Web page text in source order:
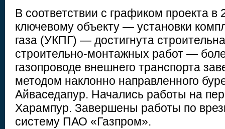
В соответствии с графиком проекта в
ключевому объекту — установки
газа (УКПГ) — достигнута
строительно-монтажных работ —
газопроводе внешнего транспорта
методом наклонно направленного
Айваседапур. Начались работы на
Харампур. Завершены работы по
систему ПАО «Газпром».